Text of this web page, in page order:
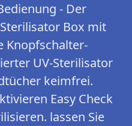
- Der
Box mit
Knopfschalter-
UV-Sterilisator
keimfrei.
Easy Check
lassen Sie